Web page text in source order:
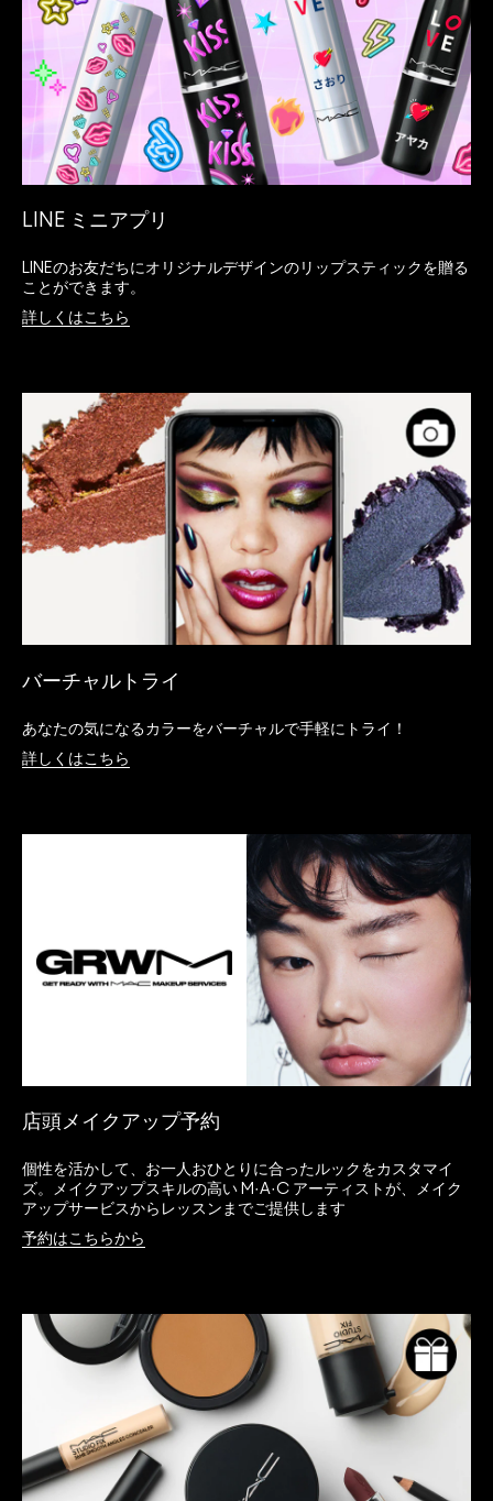
LINE ミニアプリ
LINEのお友だちにオリジナルデザインのリップスティックを贈る
ことができます。
詳しくはこちら
バーチャルトライ
あなたの気になるカラーをバーチャルで手軽にトライ！
詳しくはこちら
店頭メイクアップ予約
個性を活かして、お一人おひとりに合ったルックをカスタマイ
ズ。メイクアップスキルの高い M·A·C アーティストが、メイク
アップサービスからレッスンまでご提供します
予約はこちらから